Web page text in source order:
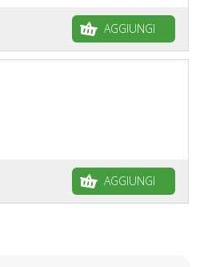
AGGIUNGI
AGGIUNGI